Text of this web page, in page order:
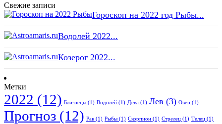
Свежие записи
Гороскоп на 2022 год Рыбы...
Водолей 2022...
Козерог 2022...
Метки
2022 (12) Близнецы (1) Водолей (1) Дева (1) Лев (3) Овен (1)
Прогноз (12) Рак (1) Рыбы (1) Скорпион (1) Стрелец (1) Телец (1)